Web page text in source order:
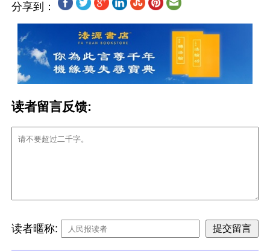
分享到：
读者留言反馈:
读者暱称: